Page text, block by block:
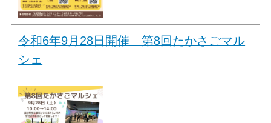
令和6年9月28日開催 第8回たかさごマル
シェ